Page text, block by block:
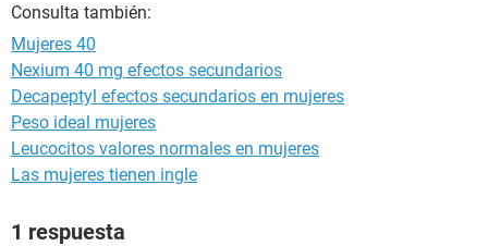
Consulta también:
Mujeres 40
Nexium 40 mg efectos secundarios
Decapeptyl efectos secundarios en mujeres
Peso ideal mujeres
Leucocitos valores normales en mujeres
Las mujeres tienen ingle
1 respuesta